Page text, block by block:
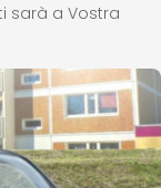
sarà a Vostra